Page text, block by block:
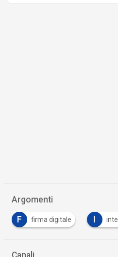
Argomenti
I internet of things
Canali